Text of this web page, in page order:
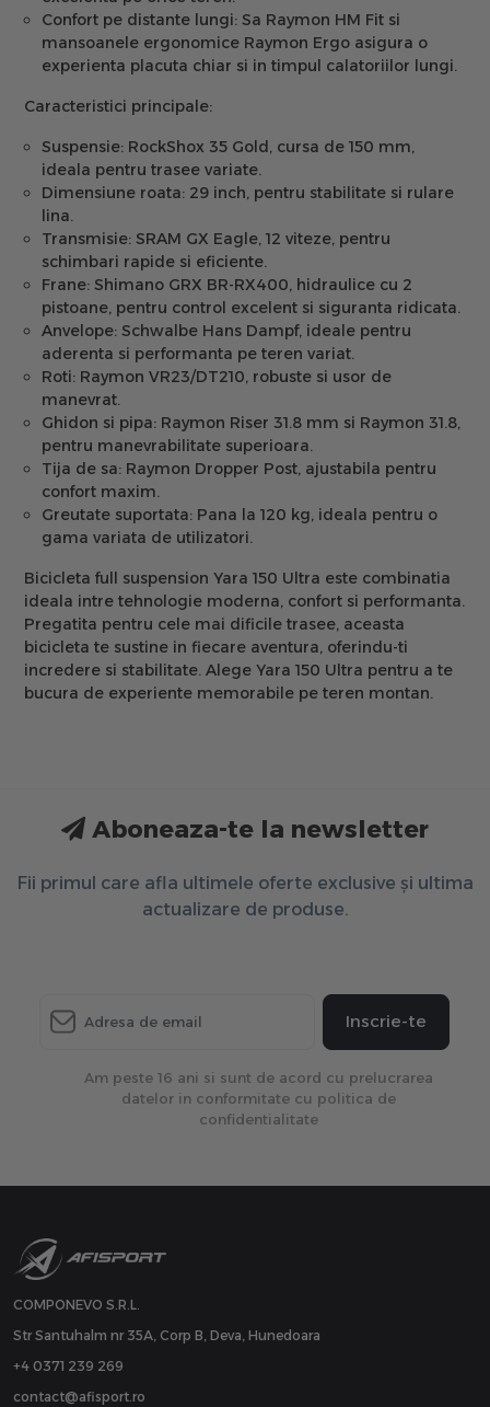
Confort pe distante lungi: Sa Raymon HM Fit si
mansoanele ergonomice Raymon Ergo asigura o
experienta placuta chiar si in timpul calatoriilor lungi.
Caracteristici principale:
Suspensie: RockShox 35 Gold, cursa de 150 mm,
ideala pentru trasee variate.
Dimensiune roata: 29 inch, pentru stabilitate si rulare
lina.
Transmisie: SRAM GX Eagle, 12 viteze, pentru
schimbari rapide si eficiente.
Frane: Shimano GRX BR-RX400, hidraulice cu 2
pistoane, pentru control excelent si siguranta ridicata.
Anvelope: Schwalbe Hans Dampf, ideale pentru
aderenta si performanta pe teren variat.
Roti: Raymon VR23/DT210, robuste si usor de
manevrat.
Ghidon si pipa: Raymon Riser 31.8 mm si Raymon 31.8,
pentru manevrabilitate superioara.
Tija de sa: Raymon Dropper Post, ajustabila pentru
confort maxim.
Greutate suportata: Pana la 120 kg, ideala pentru o
gama variata de utilizatori.
Bicicleta full suspension Yara 150 Ultra este combinatia
ideala intre tehnologie moderna, confort si performanta.
Pregatita pentru cele mai dificile trasee, aceasta
bicicleta te sustine in fiecare aventura, oferindu-ti
incredere si stabilitate. Alege Yara 150 Ultra pentru a te
bucura de experiente memorabile pe teren montan.
Aboneaza-te la newsletter
Fii primul care afla ultimele oferte exclusive și ultima
actualizare de produse.
Inscrie-te
Am peste 16 ani si sunt de acord cu prelucrarea
datelor in conformitate cu politica de
confidentialitate
COMPONEVO S.R.L.
Str Santuhalm nr 35A, Corp B, Deva, Hunedoara
+4 0371 239 269
contact@afisport.ro